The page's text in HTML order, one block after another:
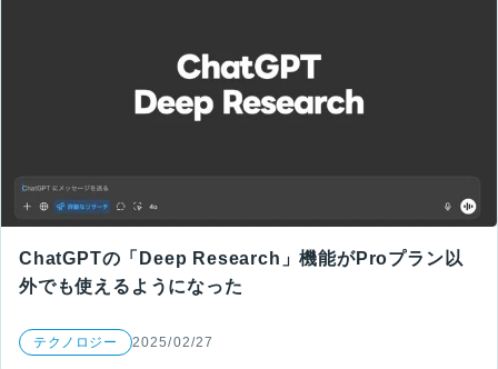
ChatGPTの「Deep Research」機能がProプラン以
外でも使えるようになった
テクノロジー 2025/02/27